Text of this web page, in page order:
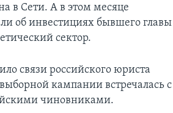
в Сети. А в этом месяце
об инвестициях бывшего главы
сектор.
связи российского юриста
кампании встречалась с
чиновниками.